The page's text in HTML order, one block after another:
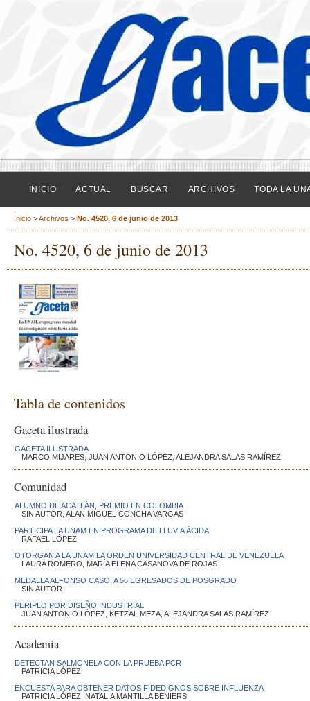
INICIO ACTUAL BUSCAR ARCHIVOS TODA LA
Inicio >Archivos > No. 4520, 6 de junio de 2013
No. 4520, 6 de junio de 2013
Tabla de contenidos
Gaceta ilustrada
GACETA ILUSTRADA
MARCO MIJARES, JUAN ANTONIO LÓPEZ, ALEJANDRA SALAS RAMÍREZ
Comunidad
ALUMNO DE ACATLÁN, PREMIO EN COLOMBIA
SIN AUTOR, ALAN MIGUEL CONCHA VARGAS
PARTICIPA LA UNAM EN PROGRAMA DE LLUVIA ÁCIDA
RAFAEL LÓPEZ
OTORGAN A LA UNAM LA ORDEN UNIVERSIDAD CENTRAL DE VENEZUELA
LAURA ROMERO, MARÍA ELENA CASANOVA DE ROJAS
MEDALLA ALFONSO CASO, A 56 EGRESADOS DE POSGRADO
SIN AUTOR
PERIPLO POR DISEÑO INDUSTRIAL
JUAN ANTONIO LÓPEZ, KETZAL MEZA, ALEJANDRA SALAS RAMÍREZ
Academia
DETECTAN SALMONELA CON LA PRUEBA PCR
PATRICIA LÓPEZ
ENCUESTA PARA OBTENER DATOS FIDEDIGNOS SOBRE INFLUENZA
PATRICIA LÓPEZ, NATALIA MANTILLA BENIERS